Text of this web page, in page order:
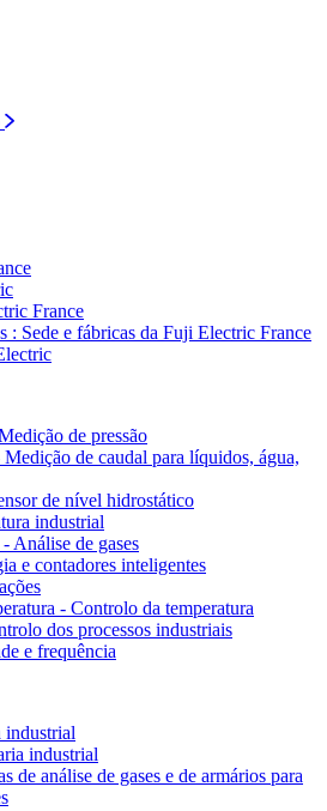
France
: Sede e fábricas da Fuji Electric France
de pressão
de caudal para líquidos, água,
de nível hidrostático
industrial
Análise de gases
e contadores inteligentes
- Controlo da temperatura
dos processos industriais
e frequência
industrial
industrial
de análise de gases e de armários para